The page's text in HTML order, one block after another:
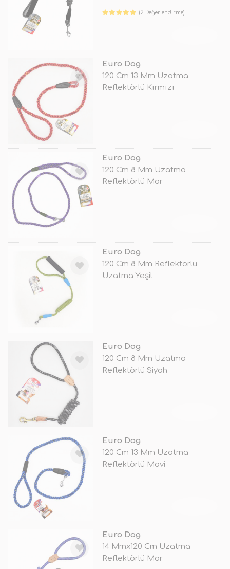
(2 Değerlendirme)
Euro Dog
120 Cm 13 Mm Uzatma
Reflektörlü Kırmızı
Euro Dog
120 Cm 8 Mm Uzatma
Reflektörlü Mor
Euro Dog
120 Cm 8 Mm Reflektörlü
Uzatma Yeşil
Euro Dog
120 Cm 8 Mm Uzatma
Reflektörlü Siyah
Euro Dog
120 Cm 13 Mm Uzatma
Reflektörlü Mavi
Euro Dog
14 Mmx120 Cm Uzatma
Reflektörlü Mor